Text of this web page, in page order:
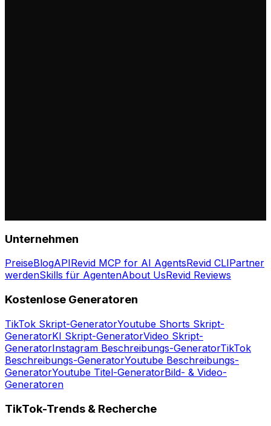
Unternehmen
PreiseBlogAPIRevid MCP for AI AgentsRevid CLIPartner
werdenSkills für AgentenAbout UsRevid Reviews
Kostenlose Generatoren
TikTok Skript-GeneratorYoutube Shorts Skript-
GeneratorKI Skript-GeneratorVideo Skript-
GeneratorInstagram Beschreibungs-GeneratorTikTok
Beschreibungs-GeneratorYoutube Beschreibungs-
GeneratorYoutube Titel-GeneratorBild- & Video-
Generatoren
TikTok-Trends & Recherche